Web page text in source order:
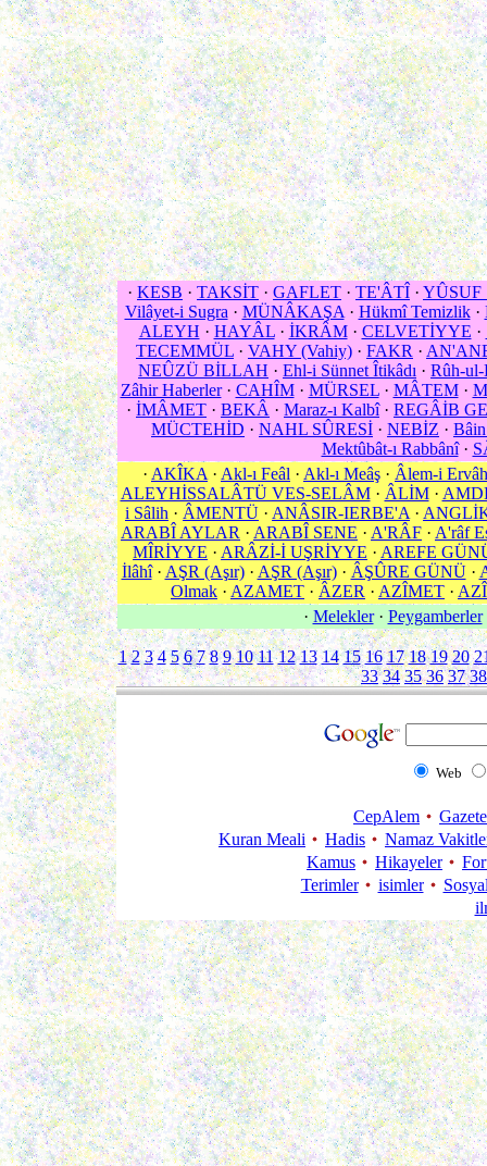
· KESB · TAKSİT · GAFLET · TE'ÂTÎ · YÛSUF
Vilâyet-i Sugra · MÜNÂKAŞA · Hükmî Temizlik·
ALEYH · HAYÂL· İKRÂM· CELVETİYYE ·
TECEMMÜL · VAHY (Vahiy) · FAKR ·
NEÛZÜ BİLLAH · Ehl-i Sünnet Îtikâdı · Rûh-
Zâhir Haberler· CAHÎM· MÜRSEL· MÂTEM·
· İMÂMET · BEKÂ · Maraz-ı Kalbî· REGÂİB
MÜCTEHİD · NAHL SÛRESİ · NEBİZ ·
Mektûbât-ı Rabbânî·
· AKÎKA · Akl-ı Feâl · Akl-ı Meâş · Âlem-i Ervâh
ALEYHİSSALÂTÜ VES-SELÂM· ÂLİM·
i Sâlih · ÂMENTÜ · ANÂSIR-IERBE'A ·
ARABÎ AYLAR · ARABÎ SENE · A'RÂF · A'râf
MÎRİYYE · ARÂZİ-İ UŞRİYYE · AREFE
İlâhî· AŞR (Aşır)· AŞR (Aşır)· ÂŞÛRE GÜNÜ·
Olmak · AZAMET · ÂZER · AZÎMET ·
· Melekler· Peygamberler
1 2 3 4 5 6 7 8 9 10 11 12 13 14 15 16 17 18 19 20
33 34 35 36 37 38
Web
CepAlem
Kuran Meali
Hadis
Namaz
Kamus
Hikayeler
Terimler
isimler